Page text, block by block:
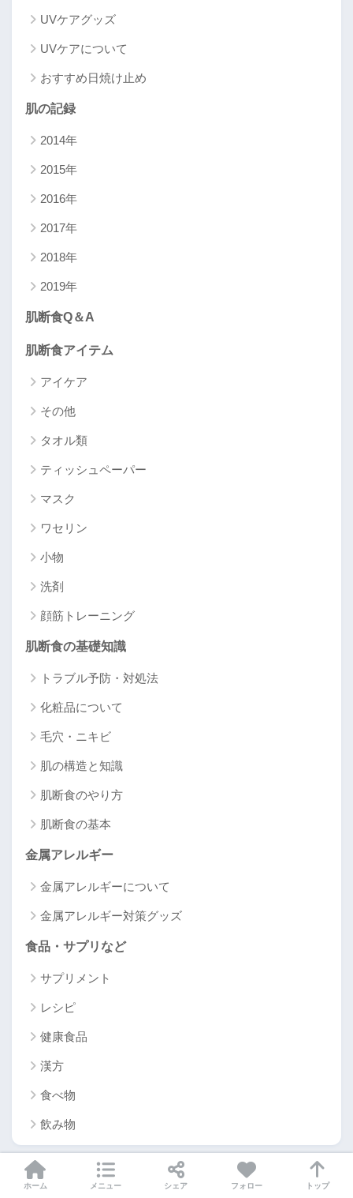
UVケアグッズ
UVケアについて
おすすめ日焼け止め
肌の記録
2014年
2015年
2016年
2017年
2018年
2019年
肌断食Q＆A
肌断食アイテム
アイケア
その他
タオル類
ティッシュペーパー
マスク
ワセリン
小物
洗剤
顔筋トレーニング
肌断食の基礎知識
トラブル予防・対処法
化粧品について
毛穴・ニキビ
肌の構造と知識
肌断食のやり方
肌断食の基本
金属アレルギー
金属アレルギーについて
金属アレルギー対策グッズ
食品・サプリなど
サプリメント
レシピ
健康食品
漢方
食べ物
飲み物
最近のコメント
ホーム メニュー シェア フォロー トップ